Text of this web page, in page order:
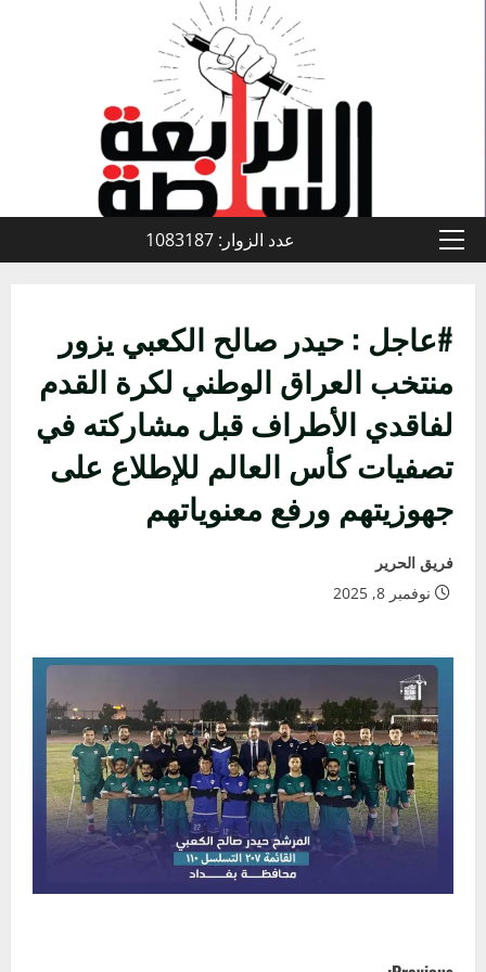
القائمة
عدد الزوار: 1083187
#عاجل : حيدر صالح الكعبي يزور
منتخب العراق الوطني لكرة القدم
لفاقدي الأطراف قبل مشاركته في
تصفيات كأس العالم للإطلاع على
جهوزيتهم ورفع معنوياتهم
فريق الحرير
نوفمبر 8, 2025